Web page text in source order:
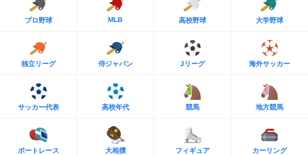
プロ野球 MLB 高校野球 大学野球
独立リーグ 侍ジャパン Jリーグ 海外サッカー
サッカー代表 高校年代 競馬 地方競馬
ボートレース 大相撲 フィギュア カーリング